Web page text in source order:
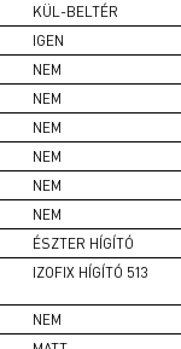
KÜL-BELTÉR
IGEN
NEM
NEM
NEM
NEM
NEM
NEM
ÉSZTER HÍGÍTÓ
IZOFIX HÍGÍTÓ 513
NEM